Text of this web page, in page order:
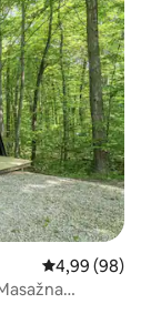
Prosječna
4,99 (98)